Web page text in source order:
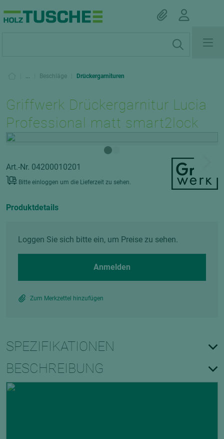
... Beschläge Drückergarnituren
Griffwerk Drückergarnitur Lucia
Professional matt smart2lock
Art.-Nr. 04200010201
Bitte einloggen um die Lieferzeit zu sehen.
Produktdetails
Loggen Sie sich bitte ein, um Preise zu sehen.
Anmelden
Zum Merkzettel hinzufügen
SPEZIFIKATIONEN
BESCHREIBUNG